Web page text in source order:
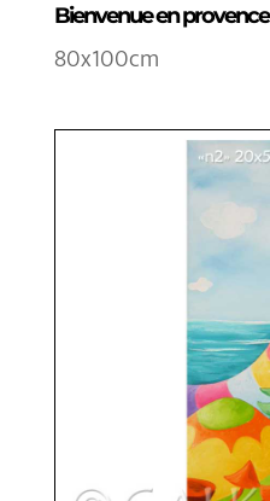
Bienvenue en provence
80x100cm